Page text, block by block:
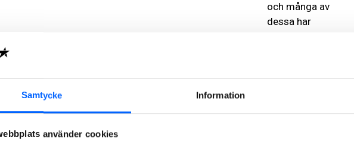
Samtycke Information
använder cookies
och många av
dessa har
Stockholms
är nu nya